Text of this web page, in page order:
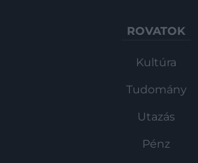
ROVATOK
Kultúra
Tudomány
Utazás
Pénz